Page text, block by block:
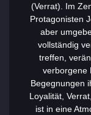
(Verrat). Im
Protagonisten
aber
vollständig
treffen,
verborgene
Begegnungen
Loyalität,
ist in eine